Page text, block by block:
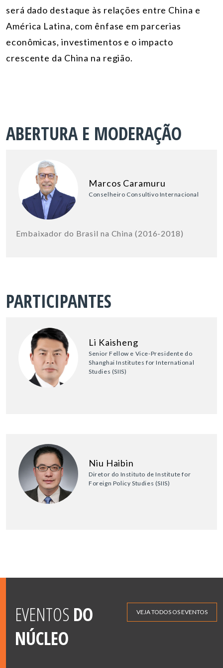
será dado destaque às relações entre China e
América Latina, com ênfase em parcerias
econômicas, investimentos e o impacto
crescente da China na região.
ABERTURA E MODERAÇÃO
Marcos Caramuru
Conselheiro Consultivo Internacional
Embaixador do Brasil na China (2016-2018)
PARTICIPANTES
Li Kaisheng
Senior Fellow e Vice-Presidente do
Shanghai Institutes for International
Studies (SIIS)
Niu Haibin
Diretor do Instituto de Institute for
Foreign Policy Studies (SIIS)
EVENTOS DO
NÚCLEO
VEJA TODOS OS EVENTOS